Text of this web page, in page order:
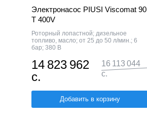
Электронасос PIUSI Viscomat 90
T 400V
Роторный лопастной; дизельное
топливо, масло; от 25 до 50 л/мин.; 6
бар; 380 В
14 823 962
с.
16 113 044
с.
Добавить в корзину